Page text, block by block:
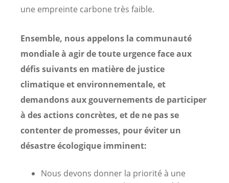
une empreinte carbone très faible.
Ensemble, nous appelons la communauté
mondiale à agir de toute urgence face aux
défis suivants en matière de justice
climatique et environnementale, et
demandons aux gouvernements de participer
à des actions concrètes, et de ne pas se
contenter de promesses, pour éviter un
désastre écologique imminent:
Nous devons donner la priorité à une